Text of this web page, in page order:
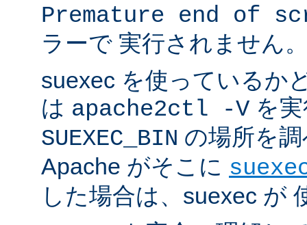
Premature end of
ラーで 実行されません
suexec を使っているか
は apache2ctl -V を
SUEXEC_BIN の場所を
Apache がそこに
した場合は、suexec が